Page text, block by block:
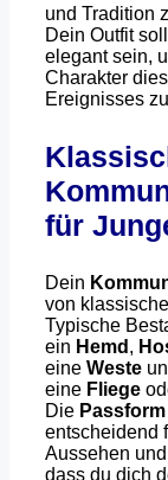
und Tradition
Dein Outfit
elegant sein,
Charakter
Ereignisses
für
Dein
von
Typische
ein Hemd ,
eine Weste
eine Fliege
Die Passform
entscheidend
Aussehen
dass du dich